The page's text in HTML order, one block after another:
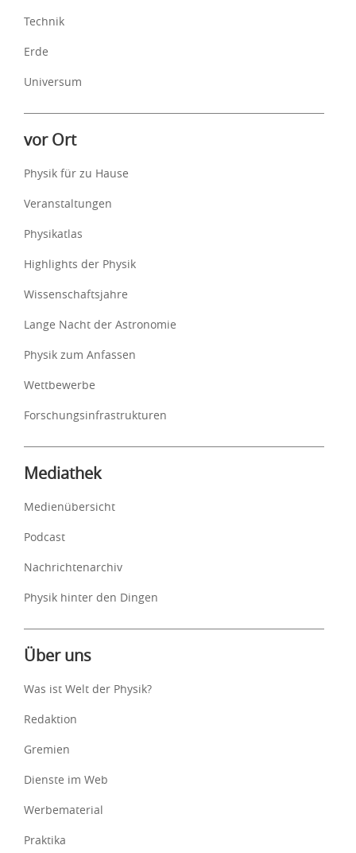
Technik
Erde
Universum
vor Ort
Physik für zu Hause
Veranstaltungen
Physikatlas
Highlights der Physik
Wissenschaftsjahre
Lange Nacht der Astronomie
Physik zum Anfassen
Wettbewerbe
Forschungsinfrastrukturen
Mediathek
Medienübersicht
Podcast
Nachrichtenarchiv
Physik hinter den Dingen
Über uns
Was ist Welt der Physik?
Redaktion
Gremien
Dienste im Web
Werbematerial
Praktika